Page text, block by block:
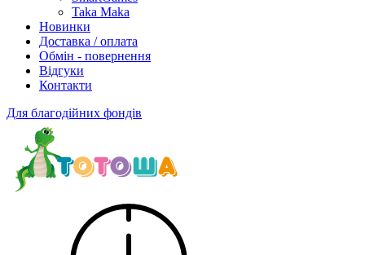
Taka Maka
Новинки
Доставка / оплата
Обмін - повернення
Відгуки
Контакти
Для благодійних фондів